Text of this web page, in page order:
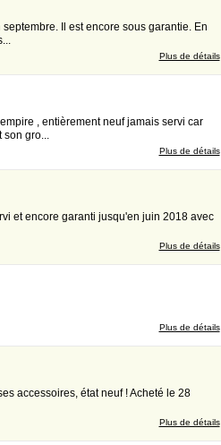
Il est encore sous garantie. En
Plus de détails
, entièrement neuf jamais servi car
son gro...
Plus de détails
et encore garanti jusqu'en juin 2018 avec
Plus de détails
Plus de détails
accessoires, état neuf ! Acheté le 28
Plus de détails